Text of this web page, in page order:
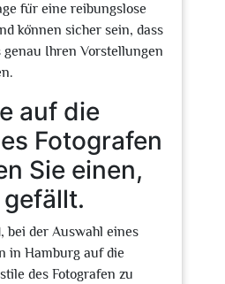
für eine reibungslose
können sicher sein, dass
genau Ihren Vorstellungen
auf die
Fotografen
Sie einen,
bei der Auswahl eines
in Hamburg auf die
des Fotografen zu